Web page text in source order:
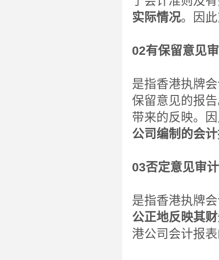
实际情况。因
02有保留意见
是指香港执牌
保留意见的报
带来的反映。
公司编制的会
03否定意见审
是指香港执牌
公正地反映其
港公司会计报